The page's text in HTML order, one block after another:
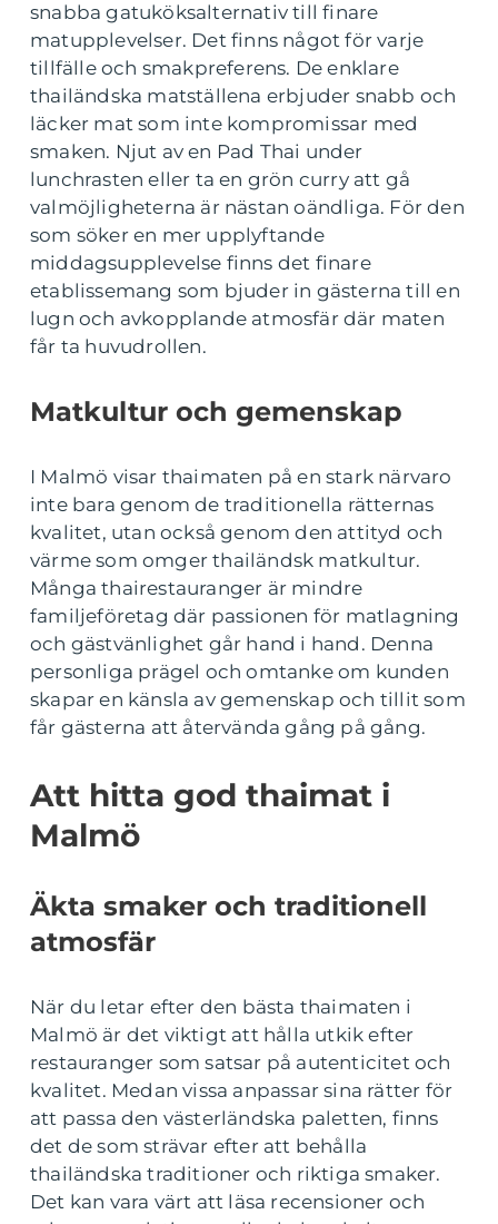
snabba gatuköksalternativ till finare
matupplevelser. Det finns något för varje
tillfälle och smakpreferens. De enklare
thailändska matställena erbjuder snabb och
läcker mat som inte kompromissar med
smaken. Njut av en Pad Thai under
lunchrasten eller ta en grön curry att gå
valmöjligheterna är nästan oändliga. För den
som söker en mer upplyftande
middagsupplevelse finns det finare
etablissemang som bjuder in gästerna till en
lugn och avkopplande atmosfär där maten
får ta huvudrollen.
Matkultur och gemenskap
I Malmö visar thaimaten på en stark närvaro
inte bara genom de traditionella rätternas
kvalitet, utan också genom den attityd och
värme som omger thailändsk matkultur.
Många thairestauranger är mindre
familjeföretag där passionen för matlagning
och gästvänlighet går hand i hand. Denna
personliga prägel och omtanke om kunden
skapar en känsla av gemenskap och tillit som
får gästerna att återvända gång på gång.
Att hitta god thaimat i
Malmö
Äkta smaker och traditionell
atmosfär
När du letar efter den bästa thaimaten i
Malmö är det viktigt att hålla utkik efter
restauranger som satsar på autenticitet och
kvalitet. Medan vissa anpassar sina rätter för
att passa den västerländska paletten, finns
det de som strävar efter att behålla
thailändska traditioner och riktiga smaker.
Det kan vara värt att läsa recensioner och